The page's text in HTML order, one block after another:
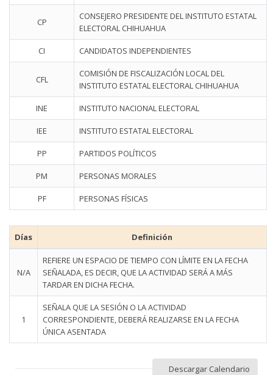
CP
CONSEJERO PRESIDENTE DEL INSTITUTO ESTATAL
ELECTORAL CHIHUAHUA
CI CANDIDATOS INDEPENDIENTES
CFL
COMISIÓN DE FISCALIZACIÓN LOCAL DEL
INSTITUTO ESTATAL ELECTORAL CHIHUAHUA
INE INSTITUTO NACIONAL ELECTORAL
IEE INSTITUTO ESTATAL ELECTORAL
PP PARTIDOS POLÍTICOS
PM PERSONAS MORALES
PF PERSONAS FÍSICAS
Días Definición
N/A
REFIERE UN ESPACIO DE TIEMPO CON LÍMITE EN LA FECHA
SEÑALADA, ES DECIR, QUE LA ACTIVIDAD SERÁ A MÁS
TARDAR EN DICHA FECHA.
1
SEÑALA QUE LA SESIÓN O LA ACTIVIDAD
CORRESPONDIENTE, DEBERÁ REALIZARSE EN LA FECHA
ÚNICA ASENTADA
Descargar Calendario